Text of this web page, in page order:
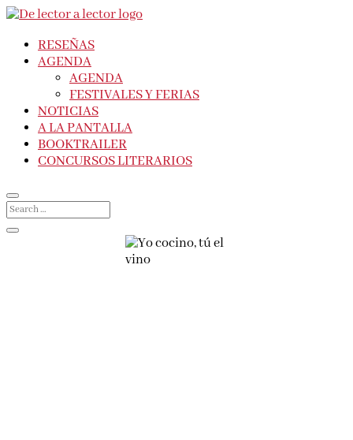
RESEÑAS
AGENDA
AGENDA
FESTIVALES Y FERIAS
NOTICIAS
A LA PANTALLA
BOOKTRAILER
CONCURSOS LITERARIOS